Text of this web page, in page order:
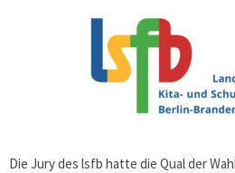
Die Jury des lsfb hatte die Qual der